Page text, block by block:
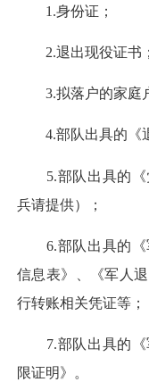
1.身份证；
2.退出现役证书；
3.拟落户的家庭
4.部队出具的《退
5.部队出具的《
兵请提供）；
6.部队出具的《
信息表》、《军人
行转账相关凭证等；
7.部队出具的《
限证明》。